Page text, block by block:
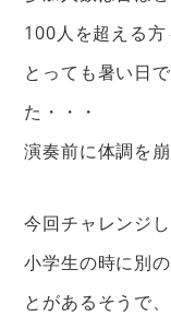
100人を超える
とっても暑い日
た・・・
演奏前に体調を
今回チャレンジ
小学生の時に別
とがあるそうで